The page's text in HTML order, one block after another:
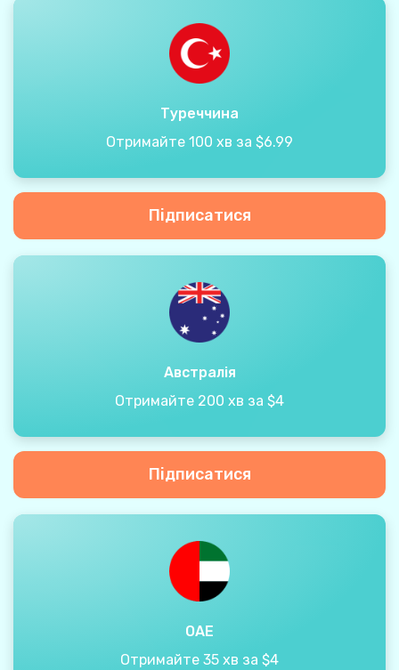
Туреччина
Отримайте 100 хв за $6.99
Підписатися
Австралія
Отримайте 200 хв за $4
Підписатися
ОАЕ
Отримайте 35 хв за $4